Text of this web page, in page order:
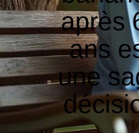
après
ans
une